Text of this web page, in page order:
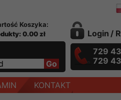
Koszyka:
0.00 zł
Login /
729
729
KONTAKT